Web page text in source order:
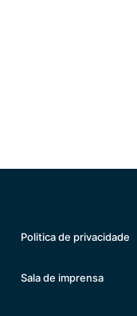
Politica de privacidade
Sala de imprensa